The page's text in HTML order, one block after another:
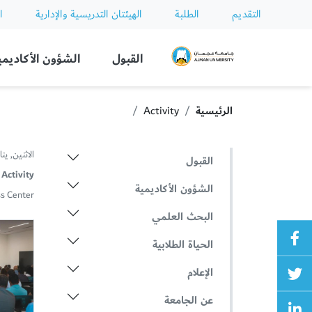
التقديم الطلبة الهيئتان التدريسية والإدارية
Ajman University
القبول الشؤون
الرئيسية Activity
القبول
الشؤون الأكاديمية
البحث العلمي
الحياة الطلابية
الإعلام
عن الجامعة
الاثنين, يناير
Center